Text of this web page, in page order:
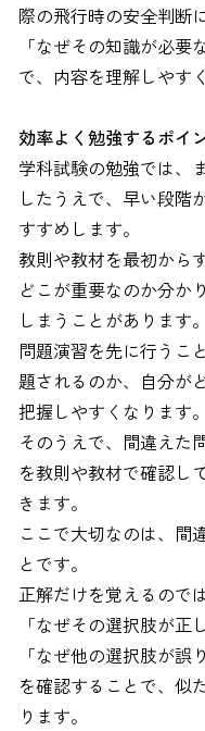
際の飛行時の安全判断
「なぜその知識が必
で、内容を理解しやす
効率よく勉強するポイ
学科試験の勉強では、
したうえで、早い段階
すすめします。
教則や教材を最初から
どこが重要なのか分か
しまうことがあります。
問題演習を先に行うこ
題されるのか、自分が
把握しやすくなります。
そのうえで、間違えた
を教則や教材で確認し
きます。
ここで大切なのは、間
とです。
正解だけを覚えるのでは
「なぜその選択肢が正
「なぜ他の選択肢が誤
を確認することで、似
ります。